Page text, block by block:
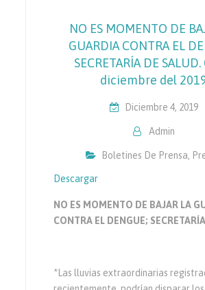
NO ES MOMENTO DE
GUARDIA CONTRA EL
SECRETARÍA DE
diciembre del
Diciembre 4, 2019
Admin
Boletines De Prensa,
Descargar
NO ES MOMENTO DE BAJAR LA
CONTRA EL DENGUE;
*Las lluvias extraordinarias